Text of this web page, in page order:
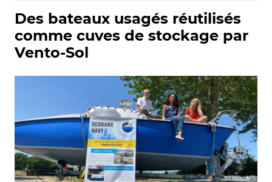
Des bateaux usagés réutilisés
comme cuves de stockage par
Vento-Sol